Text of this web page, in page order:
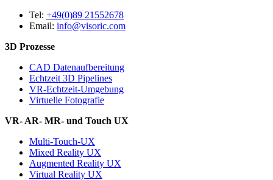
Tel: +49(0)89 21552678
Email: info@visoric.com
3D Prozesse
CAD Datenaufbereitung
Echtzeit 3D Pipelines
VR-Echtzeit-Umgebung
Virtuelle Fotografie
VR- AR- MR- und Touch UX
Multi-Touch-UX
Mixed Reality UX
Augmented Reality UX
Virtual Reality UX